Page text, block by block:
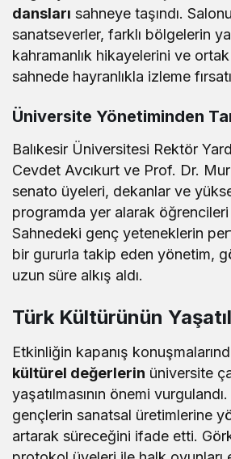
dansları sahneye taşındı.
sanatseverler, farklı bölgelerin
kahramanlık hikayelerini ve
sahnede hayranlıkla izleme
Üniversite Yönetiminden
Balıkesir Üniversitesi Rektör
Cevdet Avcıkurt ve Prof. Dr.
senato üyeleri, dekanlar ve
programda yer alarak öğrencileri
Sahnedeki genç yeteneklerin
bir gururla takip eden yönetim,
uzun süre alkış aldı.
Türk Kültürünün
Etkinliğin kapanış
kültürel değerlerin üniversite
yaşatılmasının önemi
gençlerin sanatsal üretimlerine
artarak süreceğini ifade etti.